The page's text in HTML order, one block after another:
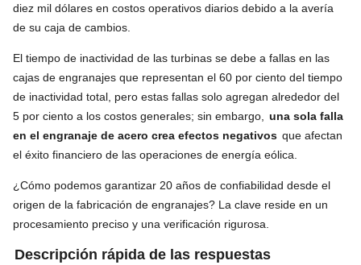
diez mil dólares en costos operativos diarios debido a la avería
de su caja de cambios.
El tiempo de inactividad de las turbinas se debe a fallas en las
cajas de engranajes que representan el 60 por ciento del tiempo
de inactividad total, pero estas fallas solo agregan alrededor del
5 por ciento a los costos generales; sin embargo,
una sola falla
en el engranaje de acero crea efectos negativos que afectan
el éxito financiero de las operaciones de energía eólica.
¿Cómo podemos garantizar 20 años de confiabilidad desde el
origen de la fabricación de engranajes? La clave reside en un
procesamiento preciso y una verificación rigurosa.
Descripción rápida de las respuestas